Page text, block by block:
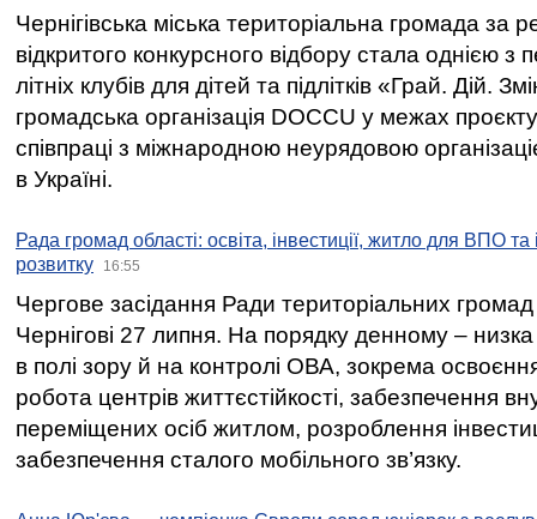
Чернігівська міська територіальна громада за
відкритого конкурсного відбору стала однією
літніх клубів для дітей та підлітків «Грай. Дій.
громадська організація DOCCU у межах
співпраці з міжнародною неурядовою
в Україні.
Рада громад області: освіта, інвестиції, житло для ВПО
розвитку
16:55
Чергове засідання Ради територіальних громад
Чернігові 27 липня. На порядку денному –
в полі зору й на контролі ОВА, зокрема освоєння
робота центрів життєстійкості, забезпечення
переміщених осіб житлом, розроблення
забезпечення сталого мобільного зв’язку.